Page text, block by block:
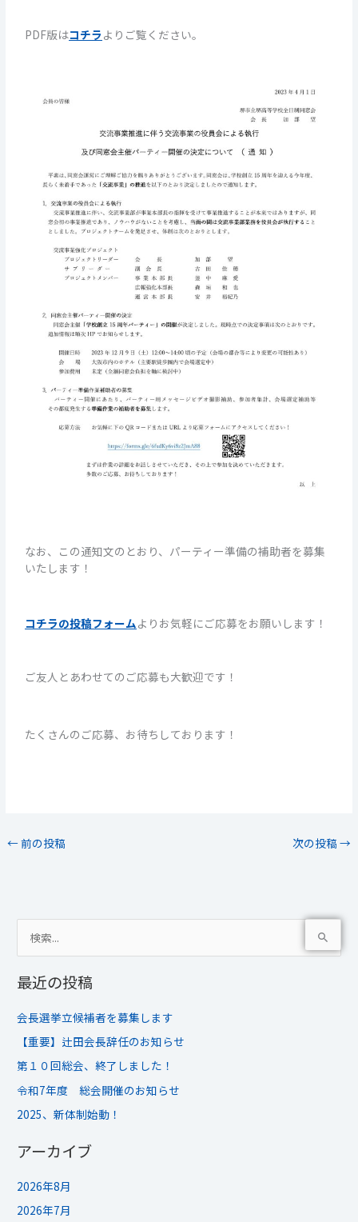
PDF版はコチラよりご覧ください。
なお、この通知文のとおり、パーティー準備の補助者を募集
いたします！
コチラの投稿フォームよりお気軽にご応募をお願いします！
ご友人とあわせてのご応募も大歓迎です！
たくさんのご応募、お待ちしております！
←前の投稿 次の投稿 →
索
対
:
最近の投稿
会長選挙立候補者を募集します
【重要】辻田会長辞任のお知らせ
第１０回総会、終了しました！
令和7年度 総会開催のお知らせ
2025、新体制始動！
アーカイブ
2026年8月
2026年7月